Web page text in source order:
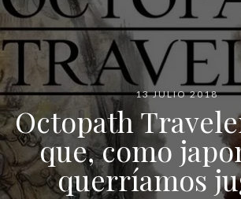
13 JULIO 2018
Octopath
que, como
querríamos